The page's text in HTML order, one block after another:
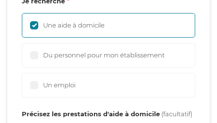
Une aide à domicile
Du personnel pour mon établissement
Un emploi
Précisez les prestations d'aide à domicile